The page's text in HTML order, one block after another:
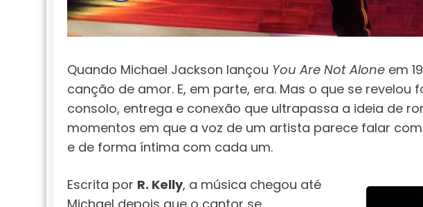
Quando Michael Jackson lançou You Are Not Alone em
canção de amor. E, em parte, era. Mas o que se
consolo, entrega e conexão que ultrapassa a ideia de
momentos em que a voz de um artista parece falar
e de forma íntima com cada um.
Escrita por R. Kelly, a música chegou até